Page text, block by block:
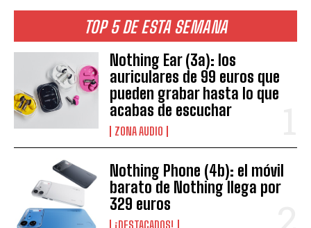
TOP 5 DE ESTA SEMANA
Nothing Ear (3a): los
auriculares de 99 euros que
pueden grabar hasta lo que
acabas de escuchar
ZONA AUDIO
Nothing Phone (4b): el móvil
barato de Nothing llega por
329 euros
¡DESTACADOS!